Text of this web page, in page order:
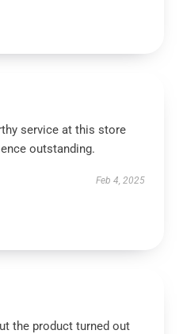
service at this store
outstanding.
Feb 4, 2025
the product turned out